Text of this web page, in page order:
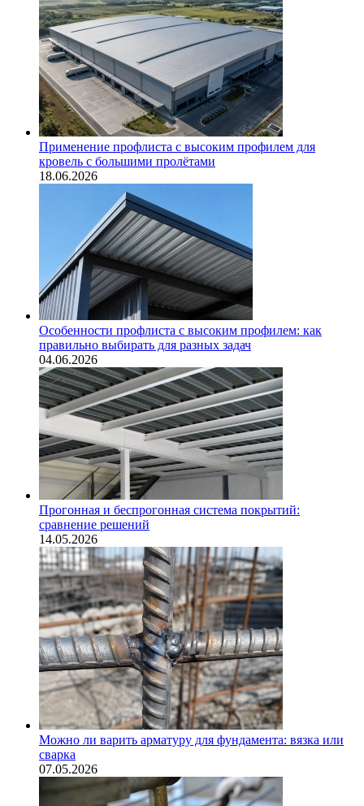
Применение профлиста с высоким профилем для
кровель с большими пролётами
18.06.2026
Особенности профлиста с высоким профилем: как
правильно выбирать для разных задач
04.06.2026
Прогонная и беспрогонная система покрытий:
сравнение решений
14.05.2026
Можно ли варить арматуру для фундамента: вязка или
сварка
07.05.2026